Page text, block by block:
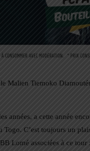
Malien Tiemoko
a cette année
C’est toujours un
Lomé associées à ce